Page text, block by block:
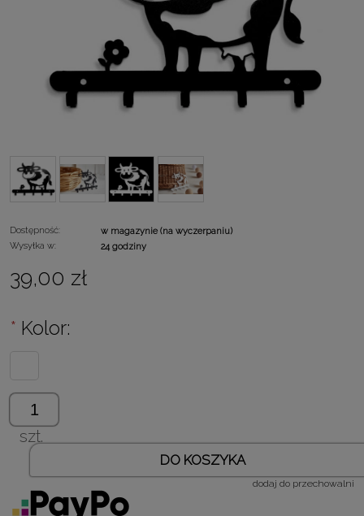
Dostępność:
w magazynie (na wyczerpaniu)
Wysyłka w:
24 godziny
39,00 zł
* Kolor:
szt.
DO KOSZYKA
dodaj do przechowalni